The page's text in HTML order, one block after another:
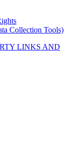
Collection Tools)
LINKS AND